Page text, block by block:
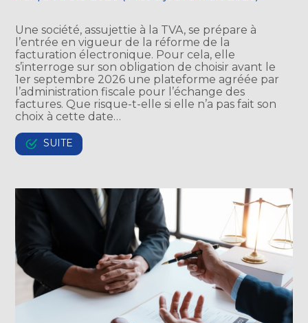
Une société, assujettie à la TVA, se prépare à
l’entrée en vigueur de la réforme de la
facturation électronique. Pour cela, elle
s’interroge sur son obligation de choisir avant le
1er septembre 2026 une plateforme agréée par
l’administration fiscale pour l’échange des
factures. Que risque-t-elle si elle n’a pas fait son
choix à cette date…
SUITE